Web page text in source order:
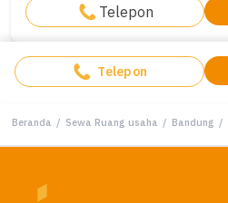
Telepon
Telepon
Beranda / Sewa Ruang usaha / Bandung /